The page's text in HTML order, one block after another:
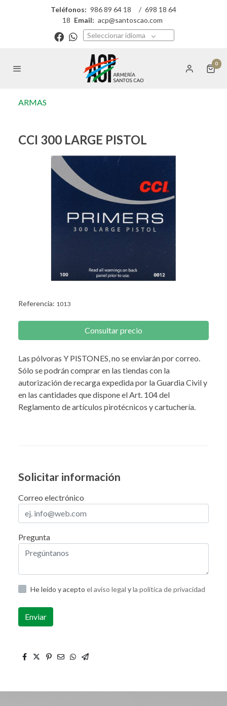
Teléfonos: 986 89 64 18 / 698 18 64
18 Email: acp@santoscao.com
Seleccionar idioma
0
ARMAS
CCI 300 LARGE PISTOL
Referencia: 1013
Consultar precio
Las pólvoras Y PISTONES, no se enviarán por correo.
Sólo se podrán comprar en las tiendas con la
autorización de recarga expedida por la Guardia Civil y
en las cantidades que dispone el Art. 104 del
Reglamento de artículos pirotécnicos y cartuchería.
Solicitar información
Correo electrónico
Pregunta
He leído y acepto el aviso legal yla política de privacidad
Enviar